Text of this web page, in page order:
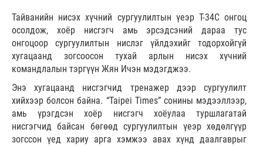
Тайванийн нисэх хүчний сургуулилтын үеэр T-34C онгоц
осолдож, хоёр нисгэгч амь эрсэдсэний дараа тус
онгоцоор сургуулилтын нислэг үйлдэхийг тодорхойгүй
хугацаанд зогсоосон тухай арлын нисэх хүчний
командлалын тэргүүн Жян Ичэн мэдэгджээ.
Энэ хугацаанд нисгэгчид тренажер дээр сургуулилт
хийхээр болсон байна. “Taipei Times” сонины мэдээллээр,
амь үрэгдсэн хоёр нисгэгч хоёулаа туршлагатай
нисгэгчид байсан бөгөөд сургуулилтын үеэр хөдөлгүүр
зогссон үед хариу арга хэмжээ авах хүнд даалгаврыг